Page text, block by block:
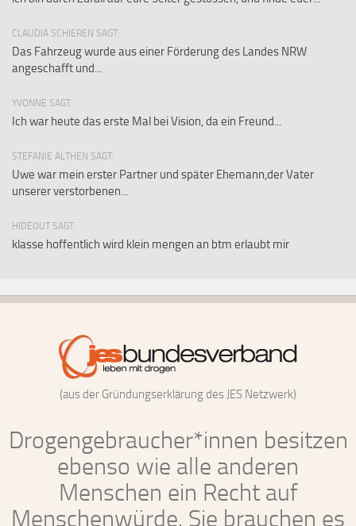
CLAUDIA SCHIEREN SAGT:
Das Fahrzeug wurde aus einer Förderung des Landes NRW
angeschafft und...
YVONNE SAGT:
Ich war heute das erste Mal bei Vision, da ein Freund...
STEFANIE ALTHEN SAGT:
Uwe war mein erster Partner und später Ehemann,der Vater
unserer verstorbenen...
HIDEOUT SAGT:
klasse hoffentlich wird klein mengen an btm erlaubt mir
(aus der Gründungserklärung des JES Netzwerk)
Drogengebraucher*innen besitzen
ebenso wie alle anderen
Menschen ein Recht auf
Menschenwürde. Sie brauchen es